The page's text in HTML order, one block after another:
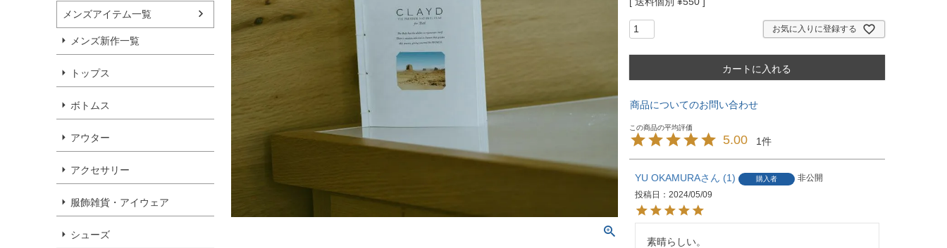
メンズアイテム一覧
メンズ新作一覧
トップス
ボトムス
アウター
アクセサリー
服飾雑貨・アイウェア
シューズ
お気に入りに登録する
カートに入れる
商品についてのお問い合わせ
5.00 1
YU OKAMURA 1 購入者
非公開
投稿日
2024/05/09
素晴らしい。